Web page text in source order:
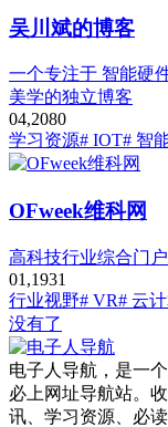
吴川斌的博客
一个专注于 智能硬
美学的独立博客
04,2080
学习资源# IOT# 智
OFweek维科网
高科技行业综合门
01,1931
行业视野# VR# 云
没有了
电子人导航，是一
必上网址导航站。
讯、学习资源、必